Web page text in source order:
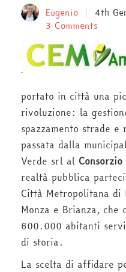
Eugenio 4th
3 Comments
portato in città una
rivoluzione: la
spazzamento strade
passata dalla
Verde srl al Consorzio
realtà pubblica
Città Metropolitana di
Monza e Brianza,
600.000 abitanti
di storia.
La scelta di affidare